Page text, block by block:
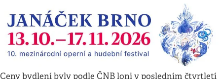
Ceny bydlení byly podle ČNB loni v posledním čtvrtletí